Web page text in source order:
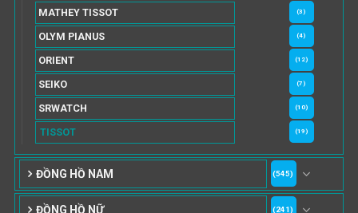
MATHEY TISSOT (3)
OLYM PIANUS (4)
ORIENT (12)
SEIKO (7)
SRWATCH (10)
TISSOT (19)
ĐỒNG HỒ NAM (545)
ĐỒNG HỒ NỮ (241)